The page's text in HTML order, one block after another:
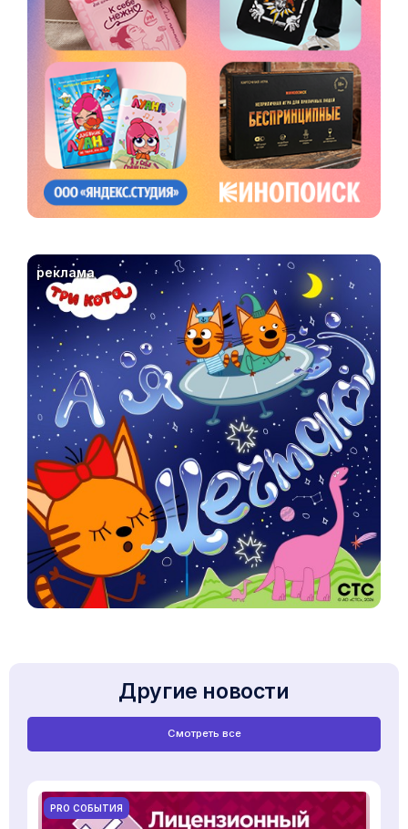
реклама
Другие новости
Смотреть все
PRO СОБЫТИЯ